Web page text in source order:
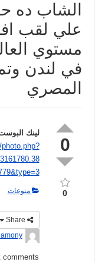
الشاب ده
علي لقب
مستوي
في لندن
المصري
0
0
لينك
منوعات